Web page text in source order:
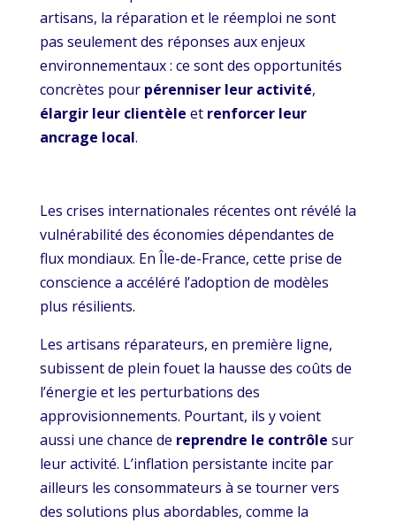
artisans, la réparation et le réemploi ne sont
pas seulement des réponses aux enjeux
environnementaux : ce sont des opportunités
concrètes pour pérenniser leur activité,
élargir leur clientèle et renforcer leur
ancrage local.
Les crises internationales récentes ont révélé la
vulnérabilité des économies dépendantes de
flux mondiaux. En Île-de-France, cette prise de
conscience a accéléré l’adoption de modèles
plus résilients.
Les artisans réparateurs, en première ligne,
subissent de plein fouet la hausse des coûts de
l’énergie et les perturbations des
approvisionnements. Pourtant, ils y voient
aussi une chance de reprendre le contrôle sur
leur activité. L’inflation persistante incite par
ailleurs les consommateurs à se tourner vers
des solutions plus abordables, comme la